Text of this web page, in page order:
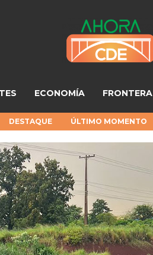
ECONOMÍA FRONTERA
DESTAQUE ÚLTIMO MOMENTO